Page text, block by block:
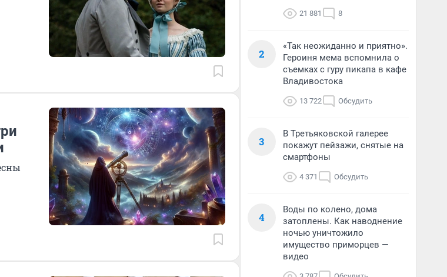
21 881 8
2
«Так неожиданно и приятно».
Героиня мема вспомнила о
съемках с гуру пикапа в кафе
Владивостока
13 722 Обсудить
3
В Третьяковской галерее
покажут пейзажи, снятые на
смартфоны
4 371 Обсудить
4
Воды по колено, дома
затоплены. Как наводнение
ночью уничтожило
имущество приморцев —
видео